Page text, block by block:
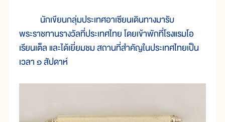
นักเขียนกลุ่มประเทศอาเซียนเดินทางมารับ
พระราชทานรางวัลที่ประเทศไทย โดยเข้าพักที่โรงแรมโอ
เรียนเต็ล และได้เยี่ยมชม สถานที่สำคัญในประเทศไทยเป็น
เวลา ๑ สัปดาห์